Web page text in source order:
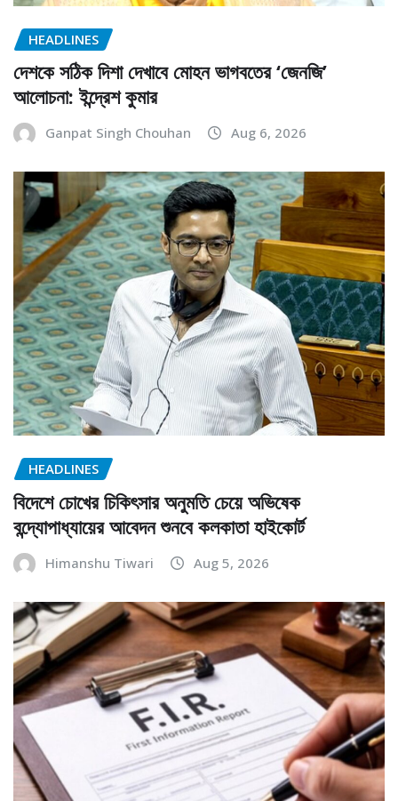
HEADLINES
দেশকে সঠিক দিশা দেখাবে মোহন ভাগবতের ‘জেনজি’
আলোচনা: ইন্দ্রেশ কুমার
Ganpat Singh Chouhan Aug 6, 2026
HEADLINES
বিদেশে চোখের চিকিৎসার অনুমতি চেয়ে অভিষেক
বন্দ্যোপাধ্যায়ের আবেদন শুনবে কলকাতা হাইকোর্ট
Himanshu Tiwari Aug 5, 2026